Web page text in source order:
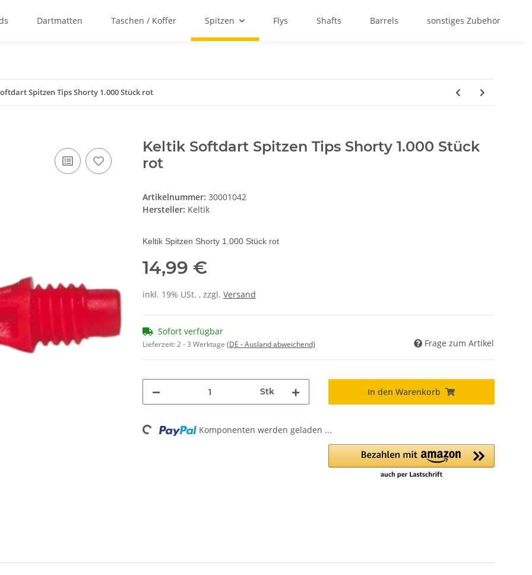
Dartmatten Taschen / Koffer Spitzen Flys Shafts Barrels sonstiges Zubehör
Spitzen Tips Shorty 1.000 Stück rot
Keltik Softdart Spitzen Tips Shorty 1.000 Stück
rot
Artikelnummer: 30001042
Hersteller: Keltik
Keltik Spitzen Shorty 1.000 Stück rot
14,99 €
inkl. 19% USt. , zzgl. Versand
Sofort verfügbar
Lieferzeit:2 - 3 Werktage (DE - Ausland abweichend) Frage zum Artikel
Stk In den Warenkorb
Loading... Komponenten werden geladen ...